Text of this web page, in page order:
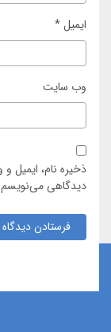
ایمیل*
وب‌ سایت
ذخیره نام، ایمیل
دیدگاهی